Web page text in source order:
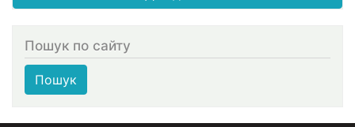
Пошук по сайту
Пошук